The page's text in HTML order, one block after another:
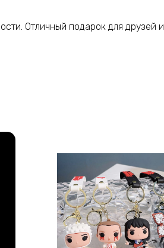
Отличный подарок для друзей и